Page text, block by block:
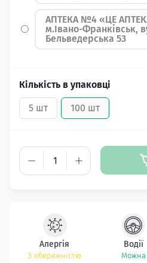
АПТЕКА №4 «ЦЕ
м.Івано-Франківськ,
Бельведерська 53
Кількість в упаковці
5 шт 100 шт
Алергія
З обережністю
Водії
Можна